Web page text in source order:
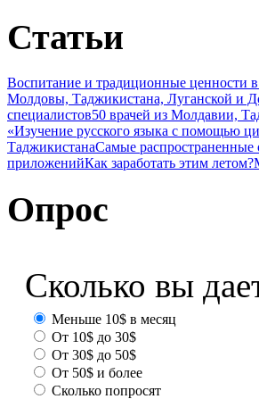
Статьи
Воспитание и традиционные ценности
Молдовы, Таджикистана, Луганской и
специалистов50 врачей из Молдавии,
«Изучение русского языка с помощью
ТаджикистанаСамые распространенные
приложенийКак заработать этим летом?
Опрос
Сколько вы
Меньше 10$ в месяц
От 10$ до 30$
От 30$ до 50$
От 50$ и более
Сколько попросят